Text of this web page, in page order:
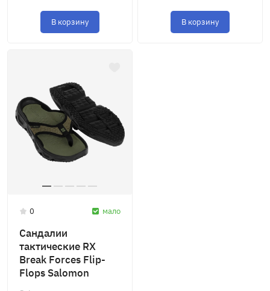
В корзину В корзину
0
Сандалии
тактические RX
Break Forces Flip-
Flops Salomon
мало